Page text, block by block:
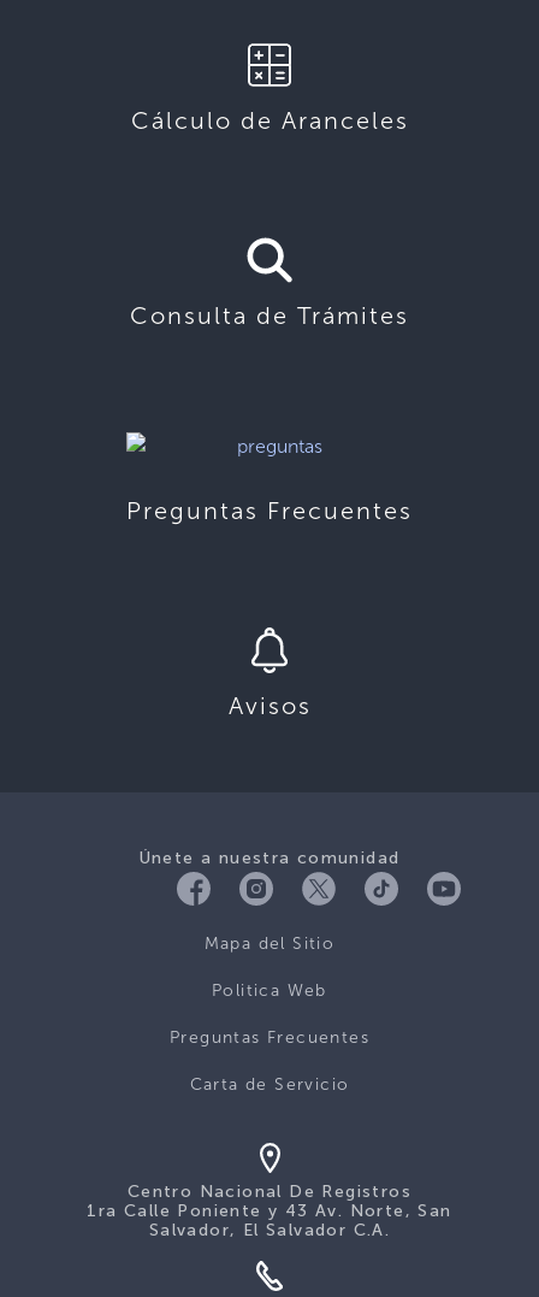
Cálculo de Aranceles
Consulta de Trámites
Preguntas Frecuentes
Avisos
Únete a nuestra comunidad
Mapa del Sitio
Politica Web
Preguntas Frecuentes
Carta de Servicio
Centro Nacional De Registros
1ra Calle Poniente y 43 Av. Norte, San
Salvador, El Salvador C.A.